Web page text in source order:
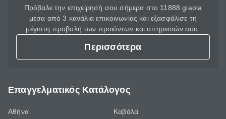
Πρόβαλε την επιχείρησή σου σήμερα στο 11888 giaola
μέσα από 3 κανάλια επικοινωνίας και εξασφάλισε τη
μέγιστη προβολή των προϊόντων και υπηρεσιών σου.
Περισσότερα
Επαγγελματικός Κατάλογος
Αθήνα
Καβάλα